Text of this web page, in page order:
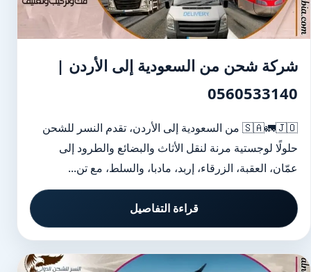
شركة شحن من السعودية إلى الأردن |
0560533140
🇸🇦🚛🇯🇴 من السعودية إلى الأردن، تقدم النسر للشحن
حلولًا لوجستية مرنة لنقل الأثاث والبضائع والطرود إلى
عمّان، العقبة، الزرقاء، إربد، مادبا، والسلط، مع تن...
قراءة التفاصيل